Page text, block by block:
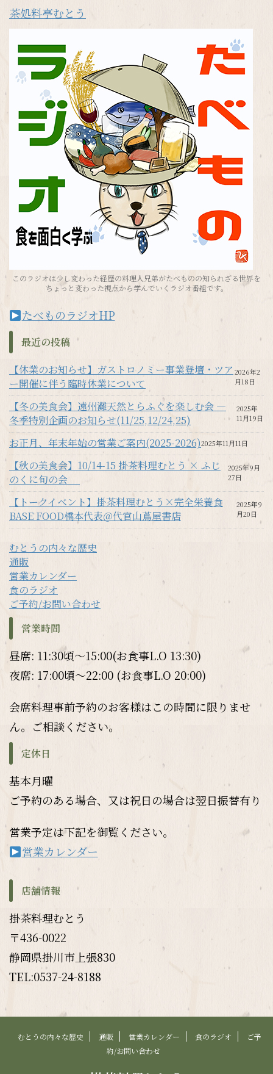
茶処料亭むとう
このラジオは少し変わった経歴の料理人兄弟がたべものの知られざる世界を
ちょっと変わった視点から学んでいくラジオ番組です。
たべものラジオHP
最近の投稿
【休業のお知らせ】ガストロノミー事業登壇・ツア
ー開催に伴う臨時休業について
2026年2
月18日
【冬の美食会】遠州灘天然とらふぐを楽しむ会 —
冬季特別企画のお知らせ(11/25,12/24,25)
2025年
11月19日
お正月、年末年始の営業ご案内(2025-2026)2025年11月11日
【秋の美食会】10/14-15 掛茶料理むとう × ふじ
のくに旬の会
2025年9月
27日
【トークイベント】掛茶料理むとう×完全栄養食
BASE FOOD橋本代表＠代官山蔦屋書店
2025年9
月20日
むとうの内々な歴史
通販
営業カレンダー
食のラジオ
ご予約/お問い合わせ
営業時間
昼席: 11:30頃～15:00(お食事L.O 13:30)
夜席: 17:00頃～22:00 (お食事L.O 20:00)
会席料理事前予約のお客様はこの時間に限りませ
ん。ご相談ください。
定休日
基本月曜
ご予約のある場合、又は祝日の場合は翌日振替有り
営業予定は下記を御覧ください。
営業カレンダー
店舗情報
掛茶料理むとう
〒436-0022
静岡県掛川市上張830
TEL:0537-24-8188
むとうの内々な歴史 通販 営業カレンダー 食のラジオ
ご予
約/お問い合わせ